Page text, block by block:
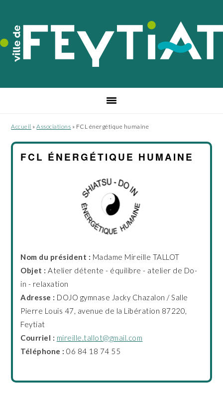
navigation
principale
contenu
principal
pied
de
page
Accueil »Associations » FCL énergétique humaine
FCL ÉNERGÉTIQUE HUMAINE
Nom du président : Madame Mireille TALLOT
Objet :Atelier détente - équilibre - atelier de Do-
in - relaxation
Adresse : DOJO gymnase Jacky Chazalon / Salle
Pierre Louis 47, avenue de la Libération 87220,
Feytiat
Courriel : mireille.tallot@gmail.com
Téléphone :06 84 18 74 55